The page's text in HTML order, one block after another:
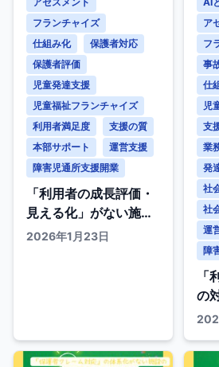
フランチャイズ
仕組み化
保護者対応
保護者評価
児童発達支援
児童福祉フランチャイズ
利用者満足度
支援の質
本部サポート
運営支援
障害児通所支援開業
「利用者の成長評価・
見える化」がない施設
の『継続率低下』と
2026年1月23日
ア
フ
事
仕
児
支
業
発
社
社
運
障
「
の
い